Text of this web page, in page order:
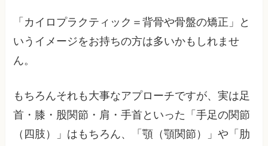
「カイロプラクティック＝背骨や骨盤の矯正」と
いうイメージをお持ちの方は多いかもしれませ
ん。
もちろんそれも大事なアプローチですが、実は足
首・膝・股関節・肩・手首といった「手足の関節
（四肢）」はもちろん、「顎（顎関節）」や「肋